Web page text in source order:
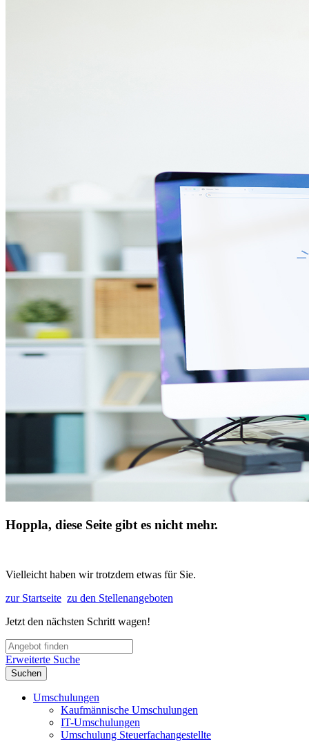
Hoppla, diese Seite gibt es nicht mehr.
Vielleicht haben wir trotzdem etwas für Sie.
zur Startseite zu den Stellenangeboten
Jetzt den nächsten Schritt wagen!
Erweiterte Suche
Suchen
Umschulungen
Kaufmännische Umschulungen
IT-Umschulungen
Umschulung Steuerfachangestellte